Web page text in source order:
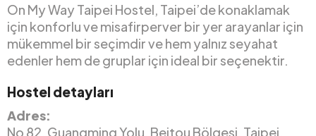
On My Way Taipei Hostel, Taipei’de konaklamak
için konforlu ve misafirperver bir yer arayanlar için
mükemmel bir seçimdir ve hem yalnız seyahat
edenler hem de gruplar için ideal bir seçenektir.
Hostel detayları
Adres:
No 82, Guangming Yolu, Beitou Bölgesi, Taipei,